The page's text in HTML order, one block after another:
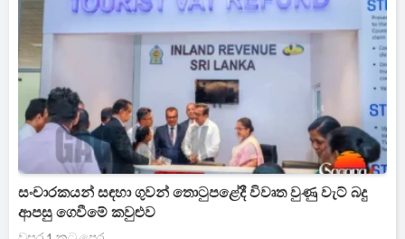
සංචාරකයන් සඳහා ගුවන් තොටුපළේදී විවෘත වුණු වැට් බදු
ආපසු ගෙවීමේ කවුළුව